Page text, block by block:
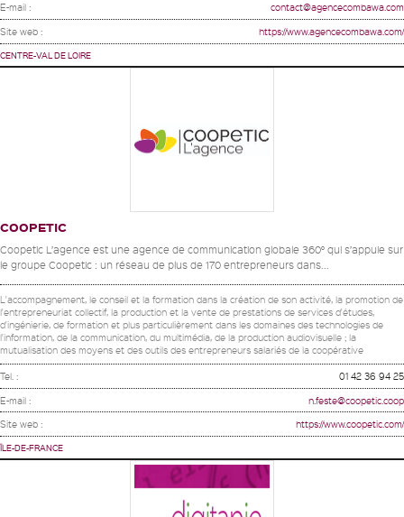
E-mail : contact@agencecombawa.com
Site web : https://www.agencecombawa.com/
CENTRE-VAL DE LOIRE
COOPETIC
Coopetic L’agence est une agence de communication globale 360° qui s’appuie sur
le groupe Coopetic : un réseau de plus de 170 entrepreneurs dans...
L'accompagnement, le conseil et la formation dans la création de son activité, la promotion de
l'entrepreneuriat collectif, la production et la vente de prestations de services d'études,
d'ingénierie, de formation et plus particulièrement dans les domaines des technologies de
l'information, de la communication, du multimédia, de la production audiovisuelle ; la
mutualisation des moyens et des outils des entrepreneurs salariés de la coopérative
Tel. : 01 42 36 94 25
E-mail : n.feste@coopetic.coop
Site web : https://www.coopetic.com/
ÎLE-DE-FRANCE